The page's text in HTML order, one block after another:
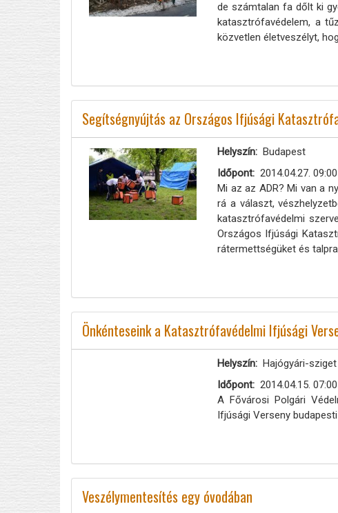
de számtalan fa dőlt ki
katasztrófavédelem, a
közvetlen életveszélyt,
Segítségnyújtás az Országos Ifjúsági
Helyszín
Budapest
Időpont
2014.04.27. 09:00
Mi az az ADR? Mi van a
rá a választ,
katasztrófavédelmi
Országos Ifjúsági
rátermettségüket és
Önkénteseink a Katasztrófavédelmi Ifjúsági
Helyszín
Hajógyári-sziget
Időpont
2014.04.15. 07:00
A Fővárosi Polgári
Ifjúsági Verseny
Veszélymentesítés egy óvodában